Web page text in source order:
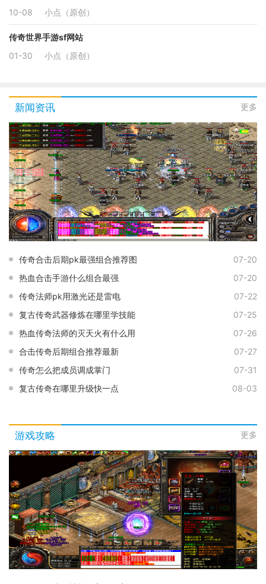
10-08
小点（原创）
传奇世界手游sf网站
01-30
小点（原创）
新闻资讯 更多
传奇合击后期pk最强组合推荐图
07-20
热血合击手游什么组合最强
07-20
传奇法师pk用激光还是雷电
07-22
复古传奇武器修炼在哪里学技能
07-25
热血传奇法师的灭天火有什么用
07-26
合击传奇后期组合推荐最新
07-27
传奇怎么把成员调成掌门
07-31
复古传奇在哪里升级快一点
08-03
游戏攻略 更多